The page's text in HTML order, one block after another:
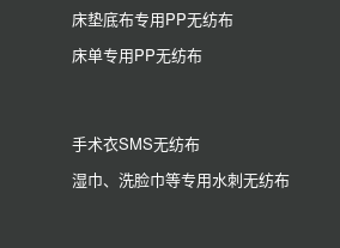
床垫底布专用PP无纺布
床单专用PP无纺布
手术衣SMS无纺布
湿巾、洗脸巾等专用水刺无纺布